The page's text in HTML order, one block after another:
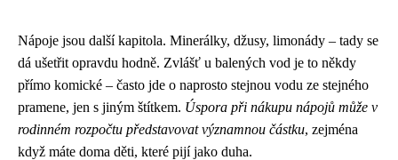
Nápoje jsou další kapitola. Minerálky, džusy, limonády – tady se
dá ušetřit opravdu hodně. Zvlášť u balených vod je to někdy
přímo komické – často jde o naprosto stejnou vodu ze stejného
pramene, jen s jiným štítkem. Úspora při nákupu nápojů může v
rodinném rozpočtu představovat významnou částku, zejména
když máte doma děti, které pijí jako duha.